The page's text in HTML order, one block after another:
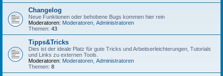
Changelog
Neue Funktionen oder behobene Bugs kommen hier rein
Moderatoren: Moderatoren Administratoren
Themen: 43
Tipps&Tricks
Dies ist der ideale Platz für gute Tricks und Arbeitserleichterungen, Tutorials
und Links zu externen Tools.
Moderatoren: Moderatoren Administratoren
Themen: 8